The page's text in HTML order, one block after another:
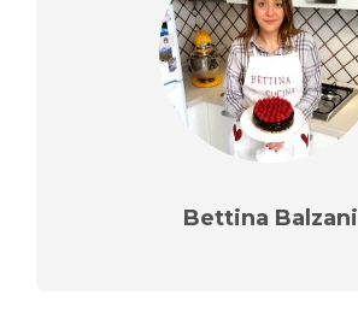
Bettina Balzani